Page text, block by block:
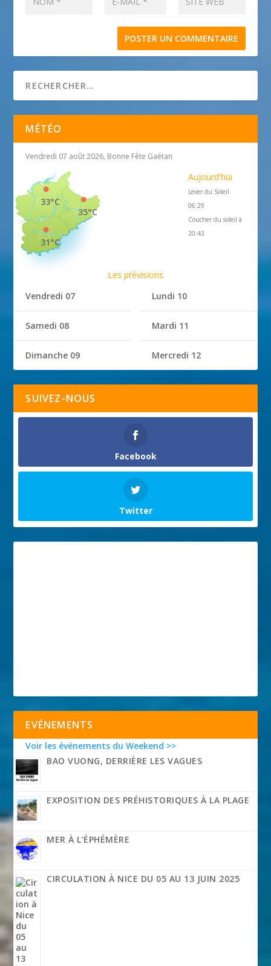
MÉTÉO
Vendredi 07 août 2026, Bonne Fête Gaétan
35°C
33°C
31°C
Aujourd'hui
Lever du Soleil
06:29
Coucher du soleil à
20:43
Les prévisions
Vendredi 07
Samedi 08
Dimanche 09
Lundi 10
Mardi 11
Mercredi 12
SUIVEZ-NOUS
Facebook
Twitter
EVÉNEMENTS
Voir les événements du Weekend >>
BAO VUONG, DERRIÈRE LES VAGUES
EXPOSITION DES PRÉHISTORIQUES À LA PLAGE
MER À L’ÉPHÉMÈRE
CIRCULATION À NICE DU 05 AU 13 JUIN 2025